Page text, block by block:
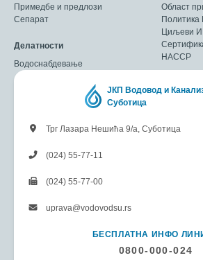
Примедбе и предлози
Сепарат
Делатности
Водоснабдевање
Област
Циљеви
HACCP
ЈКП Водовод и
Суботица
Трг Лазара Нешића 9/а, Суботица
(024) 55-77-11
(024) 55-77-00
uprava@vodovodsu.rs
БЕСПЛАТНА ИНФО
0800-000-024